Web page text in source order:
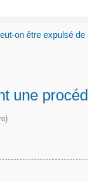
on être expulsé
une